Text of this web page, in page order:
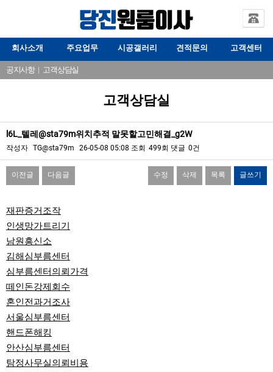
회사소개 주요업무 시공갤러리 견적문의 고객센터
공지사항| 고객상담실
고객상담실
l6L_텔레@sta79m위치추적 말못할고민해결_g2W
작성자 TG@sta79m 26-05-08 05:08 조회 499회 댓글 0건
이전글 다음글 수정 삭제 목록 글쓰기
재판증거조작
인생망가트리기
남원흥신소
김해심부름센터
심부름센터의뢰가격
떼인돈강제회수
혼인전과거조사
서울심부름센터
핸드폰해킹
안산심부름센터
탐정사무실의뢰비용